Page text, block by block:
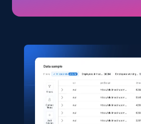
5.4K+
Shein- Products